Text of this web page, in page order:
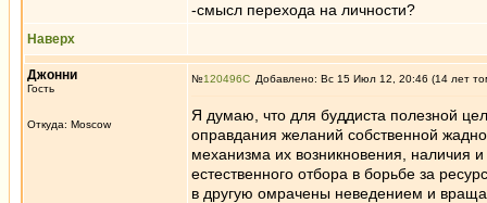
-смысл перехода на личности?
Наверх
Джонни
Гость
Откуда: Moscow
№120496 Добавлено: Вс 15 Июл 12, 20:46 (14 лет
Я думаю, что для буддиста полезной
оправдания желаний собственной
механизма их возникновения, наличия
естественного отбора в борьбе за
в другую омрачены неведением и